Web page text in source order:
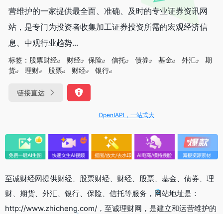
营维护的一家提供最全面、准确、及时的专业证券资讯网
站，是专门为投资者收集加工证券投资所需的宏观经济信
息、中观行业趋势...
标签： 股票财经 财经 保险 信托 债券 基金 外汇
期
货
理财 股票 财经 银行
链接直达
OpenIAPI，一站式大模型API聚合平台
至诚财经网提供财经、股票财经、财经、股票、基金、债券、理
财、期货、外汇、银行、保险、信托等服务，网站地址是：
http://www.zhicheng.com/，至诚理财网，是建立和运营维护的